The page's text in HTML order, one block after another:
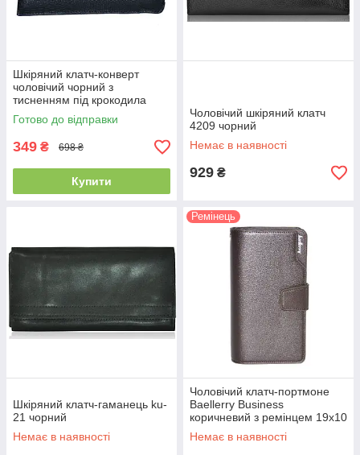
Шкіряний клатч-конверт
чоловічий чорний з
тисненням під крокодила
20х11 см 66076-10 Black
Готово до відправки
349 ₴ 698 ₴
Купити
Чоловічий шкіряний клатч
4209 чорний
Немає в наявності
929 ₴
Шкіряний клатч-гаманець ku-
21 чорний
Немає в наявності
Ремінець
Чоловічий клатч-портмоне
Baellerry Business
коричневий з ремінцем 19х10
см 1063 Brown
Немає в наявності